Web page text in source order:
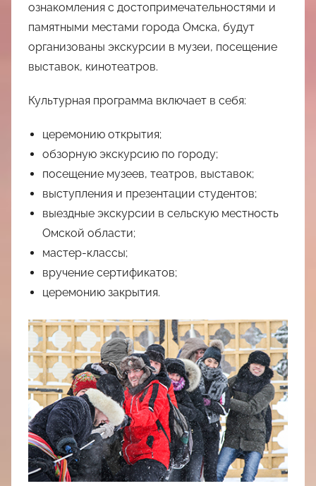
ознакомления с достопримечательностями и
памятными местами города Омска, будут
организованы экскурсии в музеи, посещение
выставок, кинотеатров.
Культурная программа включает в себя:
церемонию открытия;
обзорную экскурсию по городу;
посещение музеев, театров, выставок;
выступления и презентации студентов;
выездные экскурсии в сельскую местность
Омской области;
мастер-классы;
вручение сертификатов;
церемонию закрытия.